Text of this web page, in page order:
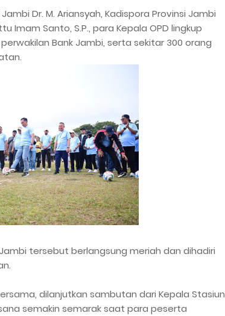
Dr. M. Ariansyah, Kadispora Provinsi Jambi
Imam Santo, S.P., para Kepala OPD lingkup
Bank Jambi, serta sekitar 300 orang
tersebut berlangsung meriah dan dihadiri
dilanjutkan sambutan dari Kepala Stasiun
semakin semarak saat para peserta